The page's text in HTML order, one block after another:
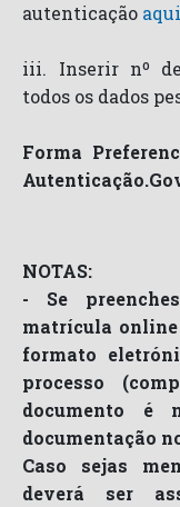
autenticação aqui
iii. Inserir nº
todos os dados
Forma
NOTAS:
- Se
matrícula online
formato
processo
documento é
documentação
Caso sejas
deverá ser